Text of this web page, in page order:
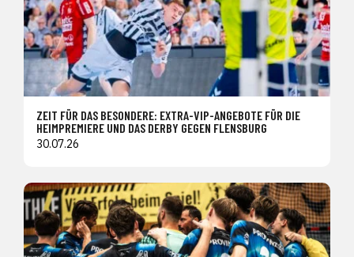
ZEIT FÜR DAS BESONDERE: EXTRA-VIP-ANGEBOTE FÜR DIE
HEIMPREMIERE UND DAS DERBY GEGEN FLENSBURG
30.07.26